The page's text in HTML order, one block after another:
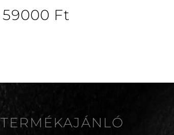
59000 Ft
TERMÉKAJÁNLÓ